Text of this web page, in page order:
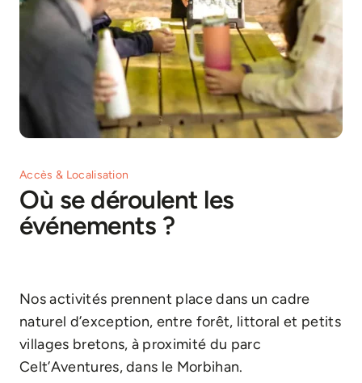
Accès & Localisation
Où se déroulent les
événements ?
Nos activités prennent place dans un cadre
naturel d’exception, entre forêt, littoral et petits
villages bretons, à proximité du parc
Celt’Aventures, dans le Morbihan.